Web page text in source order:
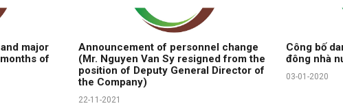
major
of
Announcement of personnel change
(Mr. Nguyen Van Sy resigned from the
position of Deputy General Director of
the Company)
22-11-2021
Công bố
đông nhà
03-01-2020